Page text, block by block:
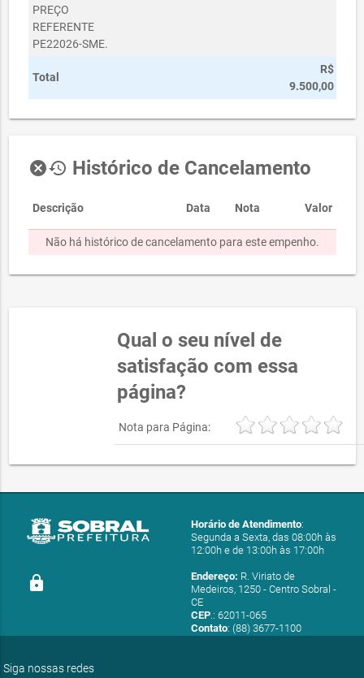
PREÇO
REFERENTE
PE22026-SME.
Total
R$
9.500,00
cancelhistory Histórico de Cancelamento
Descrição Data Nota Valor
Não há histórico de cancelamento para este empenho.
Qual o seu nível de
satisfação com essa
página?
Nota para Página:
lock
Horário de Atendimento:
Segunda a Sexta, das 08:00h às
12:00h e de 13:00h às 17:00h
Endereço: R. Viriato de
Medeiros, 1250 - Centro Sobral -
CE
CEP.: 62011-065
Contato: (88) 3677-1100
Siga nossas redes